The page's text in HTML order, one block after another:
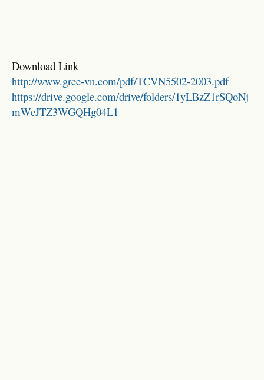
Download Link
http://www.gree-vn.com/pdf/TCVN5502-2003.pdf
https://drive.google.com/drive/folders/1yLBzZ1rSQoNj
mWeJTZ3WGQHg04L1